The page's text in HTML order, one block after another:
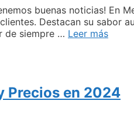
buenas noticias! En
Destacan su sabor
de siempre … Leer másAnis
/
Precios en 2024